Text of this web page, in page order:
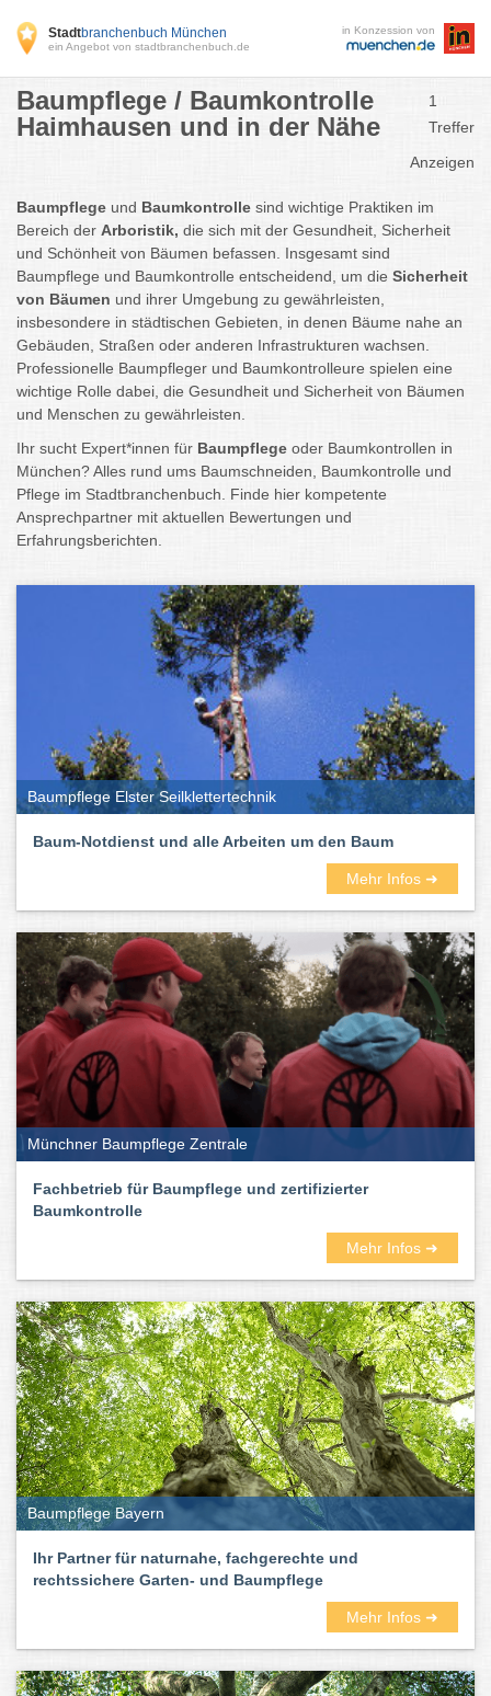
Stadtbranchenbuch München
ein Angebot von stadtbranchenbuch.de
in Konzession von
Baumpflege / Baumkontrolle
Haimhausen und in der Nähe
1
Treffer
Anzeigen
Baumpflege und Baumkontrolle sind wichtige Praktiken im
Bereich der Arboristik, die sich mit der Gesundheit, Sicherheit
und Schönheit von Bäumen befassen. Insgesamt sind
Baumpflege und Baumkontrolle entscheidend, um die Sicherheit
von Bäumen und ihrer Umgebung zu gewährleisten,
insbesondere in städtischen Gebieten, in denen Bäume nahe an
Gebäuden, Straßen oder anderen Infrastrukturen wachsen.
Professionelle Baumpfleger und Baumkontrolleure spielen eine
wichtige Rolle dabei, die Gesundheit und Sicherheit von Bäumen
und Menschen zu gewährleisten.
Ihr sucht Expert*innen für Baumpflege oder Baumkontrollen in
München? Alles rund ums Baumschneiden, Baumkontrolle und
Pflege im Stadtbranchenbuch. Finde hier kompetente
Ansprechpartner mit aktuellen Bewertungen und
Erfahrungsberichten.
Baumpflege Elster Seilklettertechnik
Baum-Notdienst und alle Arbeiten um den Baum
Mehr Infos ➜
Münchner Baumpflege Zentrale
Fachbetrieb für Baumpflege und zertifizierter
Baumkontrolle
Mehr Infos ➜
Baumpflege Bayern
Ihr Partner für naturnahe, fachgerechte und
rechtssichere Garten- und Baumpflege
Mehr Infos ➜